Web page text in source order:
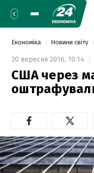
Економіка Новини світу
20 вересня 2016, 10:14
США через